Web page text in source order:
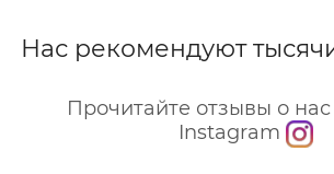
Нас рекомендуют
Прочитайте отзывы о
Instagram